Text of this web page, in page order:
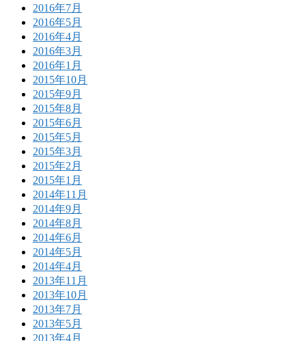
2016年7月
2016年5月
2016年4月
2016年3月
2016年1月
2015年10月
2015年9月
2015年8月
2015年6月
2015年5月
2015年3月
2015年2月
2015年1月
2014年11月
2014年9月
2014年8月
2014年6月
2014年5月
2014年4月
2013年11月
2013年10月
2013年7月
2013年5月
2013年4月